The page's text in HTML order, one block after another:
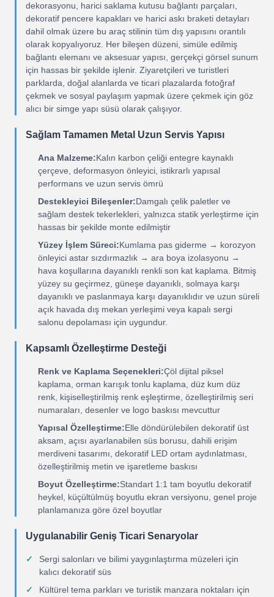
dekorasyonu, harici saklama kutusu bağlantı parçaları,
dekoratif pencere kapakları ve harici askı braketi detayları
dahil olmak üzere bu araç stilinin tüm dış yapısını orantılı
olarak kopyalıyoruz. Her bileşen düzeni, simüle edilmiş
bağlantı elemanı ve aksesuar yapısı, gerçekçi görsel sunum
için hassas bir şekilde işlenir. Ziyaretçileri ve turistleri
parklarda, doğal alanlarda ve ticari plazalarda fotoğraf
çekmek ve sosyal paylaşım yapmak üzere çekmek için göz
alıcı bir simge yapı süsü olarak çalışıyor.
Sağlam Tamamen Metal Uzun Servis Yapısı
Ana Malzeme:Kalın karbon çeliği entegre kaynaklı
çerçeve, deformasyon önleyici, istikrarlı yapısal
performans ve uzun servis ömrü
Destekleyici Bileşenler:Damgalı çelik paletler ve
sağlam destek tekerlekleri, yalnızca statik yerleştirme için
hassas bir şekilde monte edilmiştir
Yüzey İşlem Süreci:Kumlama pas giderme → korozyon
önleyici astar sızdırmazlık → ara boya izolasyonu →
hava koşullarına dayanıklı renkli son kat kaplama. Bitmiş
yüzey su geçirmez, güneşe dayanıklı, solmaya karşı
dayanıklı ve paslanmaya karşı dayanıklıdır ve uzun süreli
açık havada dış mekan yerleşimi veya kapalı sergi
salonu depolaması için uygundur.
Kapsamlı Özelleştirme Desteği
Renk ve Kaplama Seçenekleri:Çöl dijital piksel
kaplama, orman karışık tonlu kaplama, düz kum düz
renk, kişiselleştirilmiş renk eşleştirme, özelleştirilmiş seri
numaraları, desenler ve logo baskısı mevcuttur
Yapısal Özelleştirme:Elle döndürülebilen dekoratif üst
aksam, açısı ayarlanabilen süs borusu, dahili erişim
merdiveni tasarımı, dekoratif LED ortam aydınlatması,
özelleştirilmiş metin ve işaretleme baskısı
Boyut Özelleştirme:Standart 1:1 tam boyutlu dekoratif
heykel, küçültülmüş boyutlu ekran versiyonu, genel proje
planlamanıza göre özel boyutlar
Uygulanabilir Geniş Ticari Senaryolar
Sergi salonları ve bilimi yaygınlaştırma müzeleri için
kalıcı dekoratif süs
Kültürel tema parkları ve turistik manzara noktaları için